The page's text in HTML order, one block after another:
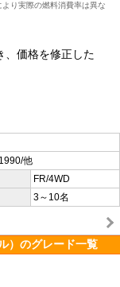
り実際の燃料消費率は異な
、価格を修正した
他
FR/4WD
3～10名
）のグレード一覧